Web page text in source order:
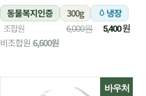
동물복지인증
300g 냉장
조합원 6,000원 5,400원
비조합원 6,600원
바우처